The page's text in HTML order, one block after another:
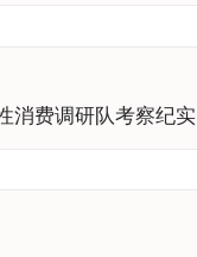
消费调研队考察纪实